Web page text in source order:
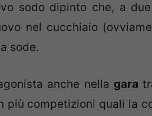
sodo dipinto che, a
nel cucchiaio
sode.
anche nella gara
più competizioni quali la